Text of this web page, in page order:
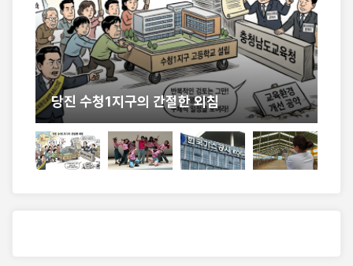
당진 수청1지구의 간절한 외침